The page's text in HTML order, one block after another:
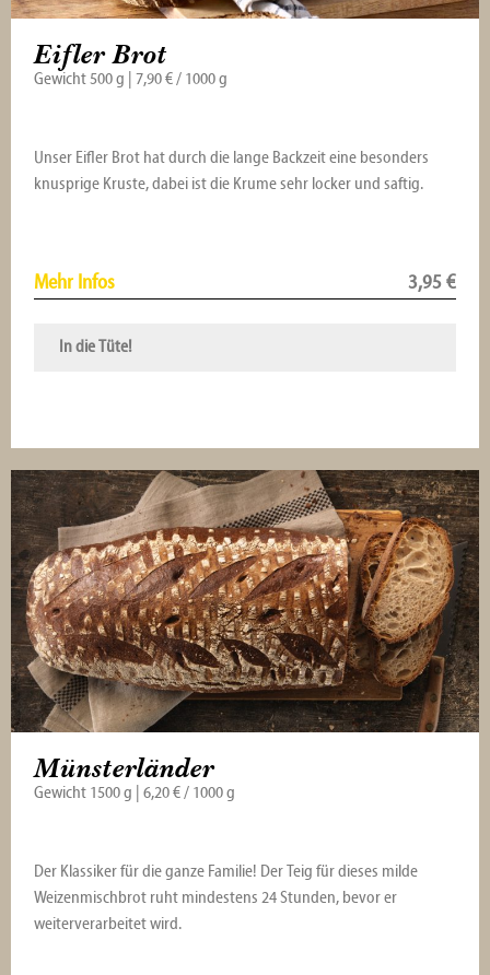
Eifler Brot
Gewicht 500 g | 7,90 € / 1000 g
Unser Eifler Brot hat durch die lange Backzeit eine besonders
knusprige Kruste, dabei ist die Krume sehr locker und saftig.
Mehr Infos 3,95 €
In die Tüte!
Münsterländer
Gewicht 1500 g | 6,20 € / 1000 g
Der Klassiker für die ganze Familie! Der Teig für dieses milde
Weizenmischbrot ruht mindestens 24 Stunden, bevor er
weiterverarbeitet wird.